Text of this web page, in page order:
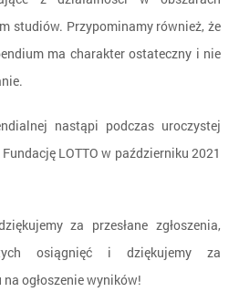
studiów. Przypominamy również, że
ma charakter ostateczny i nie
nastąpi podczas uroczystej
LOTTO w październiku 2021
za przesłane zgłoszenia,
osiągnięć i dziękujemy za
ogłoszenie wyników!